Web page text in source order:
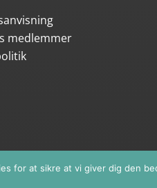
medlemmer
for at sikre at vi giver dig den